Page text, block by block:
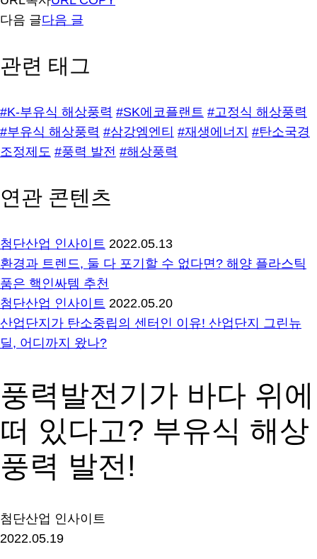
다음 글다음 글
관련 태그
#K-부유식 해상풍력 #SK에코플랜트 #고정식 해상풍력
#부유식 해상풍력 #삼강엠엔티 #재생에너지 #탄소국경
조정제도 #풍력 발전 #해상풍력
연관 콘텐츠
첨단산업 인사이트 2022.05.13
환경과 트렌드, 둘 다 포기할 수 없다면? 해양 플라스틱
품은 핵인싸템 추천
첨단산업 인사이트 2022.05.20
산업단지가 탄소중립의 센터인 이유! 산업단지 그린뉴
딜, 어디까지 왔나?
풍력발전기가 바다 위에
떠 있다고? 부유식 해상
풍력 발전!
첨단산업 인사이트
2022.05.19